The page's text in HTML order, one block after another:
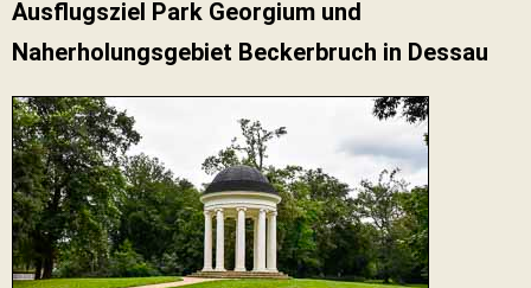
Ausflugsziel Park Georgium und
Naherholungsgebiet Beckerbruch in Dessau